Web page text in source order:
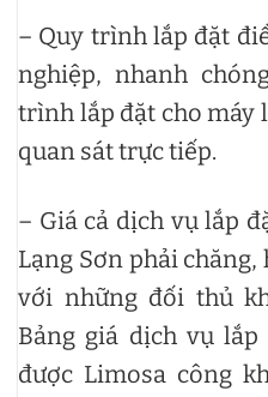
– Quy trình lắp đặt
nghiệp, nhanh
trình lắp đặt cho máy
quan sát trực tiếp.
– Giá cả dịch vụ lắp
Lạng Sơn phải
với những đối thủ
Bảng giá dịch vụ
được Limosa công